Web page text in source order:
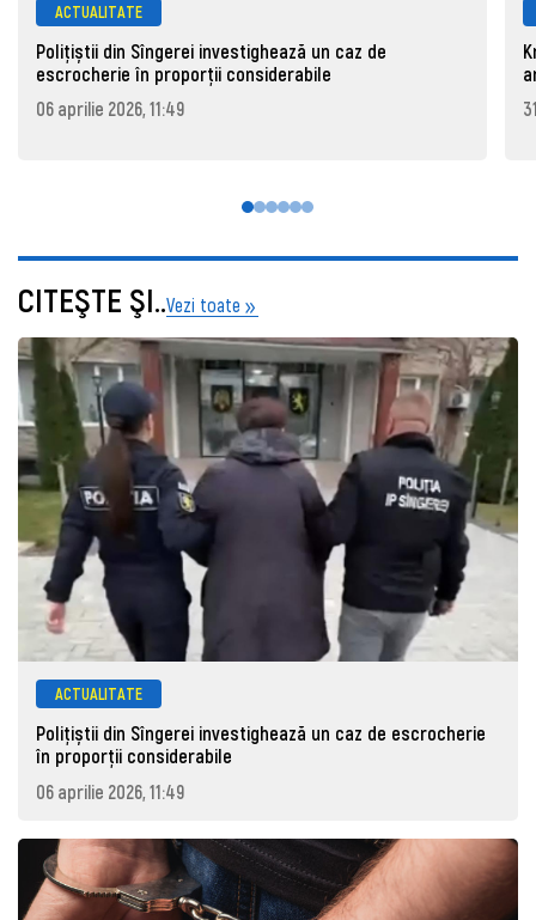
ACTUALITATE
Polițiștii din Sîngerei investighează un caz de
escrocherie în proporții considerabile
06 aprilie 2026, 11:49
CITEŞTE ŞI..Vezi toate
ACTUALITATE
Polițiștii din Sîngerei investighează un caz de escrocherie
în proporții considerabile
06 aprilie 2026, 11:49